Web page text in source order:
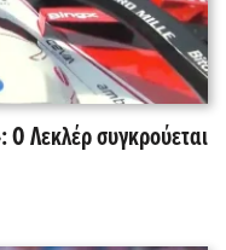
Λεκλέρ συγκρούεται